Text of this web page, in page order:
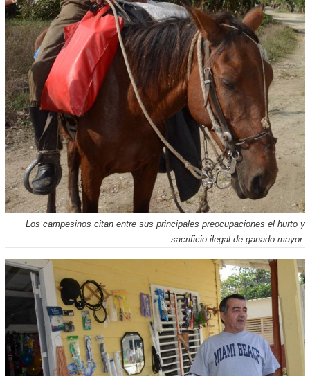
Los campesinos citan entre sus principales preocupaciones el hurto y
sacrificio ilegal de ganado mayor.